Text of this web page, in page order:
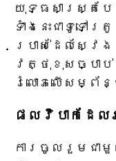
យុទ្ធសាស្ត្របែ
ទាំងនេះជាទូទៅ
ប្រាស់ដែលស្វ
វត្ថុខុសច្បាប់ត
រំលោភលើសម្ព័ន្
ផលវិបាកដែល
ការចូលរួមជា